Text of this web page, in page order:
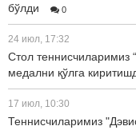
бўлди
0
24 июл, 17:32
Стол теннисчиларимиз
медални қўлга
17 июл, 10:30
Теннисчиларимиз